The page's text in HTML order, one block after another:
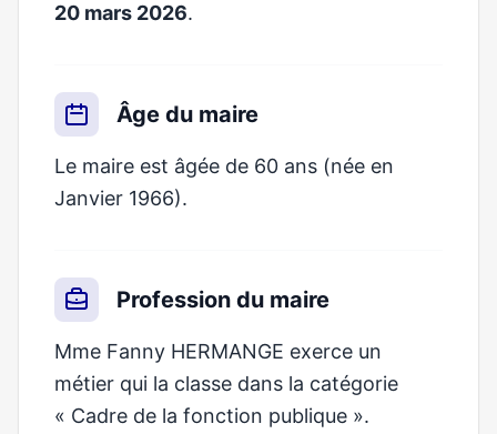
20 mars 2026.
Âge du maire
Le maire est âgée de 60 ans (née en
Janvier 1966).
Profession du maire
Mme Fanny HERMANGE exerce un
métier qui la classe dans la catégorie
« Cadre de la fonction publique ».